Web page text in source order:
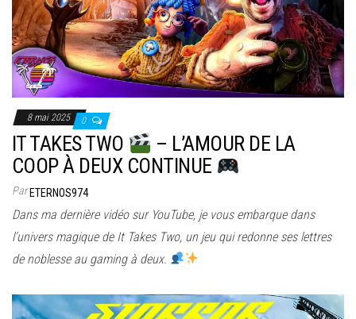
8 mai 2025 0
IT TAKES TWO
– L’AMOUR DE LA
COOP À DEUX CONTINUE
ParETERNOS974
Dans ma dernière vidéo sur YouTube, je vous embarque dans
l’univers magique de It Takes Two, un jeu qui redonne ses lettres
de noblesse au gaming à deux.